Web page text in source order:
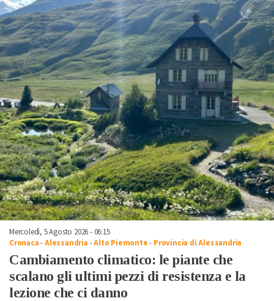
Mercoledì, 5 Agosto 2026 - 06:15
Cronaca-Alessandria -Alto Piemonte- Provincia di Alessandria
Cambiamento climatico: le piante che
scalano gli ultimi pezzi di resistenza e la
lezione che ci danno